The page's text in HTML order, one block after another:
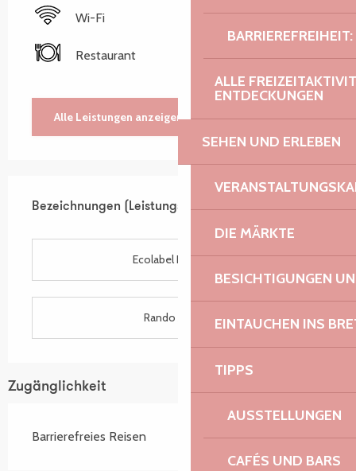
ALLE
ENTDECKUNGEN
SEHEN UND ERLEBEN
DIE MÄRKTE
BESICHTIGUNGEN
EINTAUCHEN INS
TIPPS
AUSSTELLUNGEN
CAFÉS UND BARS
Wi-Fi
Restaurant
Alle Leistungen anzeigen
Bezeichnungen (Leistungsmerkmale)
Bezeichnungen (Leistungsmerkmale)
Ecolabel Européen
Rando Accueil
Zugänglichkeit
Barrierefreies Reisen